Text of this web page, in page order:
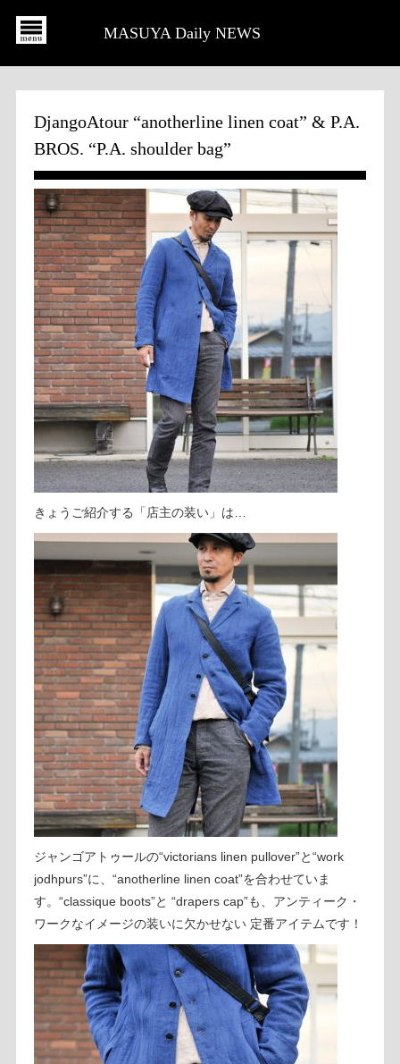
MASUYA Daily NEWS
DjangoAtour “anotherline linen coat” & P.A.
BROS. “P.A. shoulder bag”
きょうご紹介する「店主の装い」は…
ジャンゴアトゥールの“victorians linen pullover”と“work
jodhpurs”に、“anotherline linen coat”を合わせていま
す。“classique boots”と “drapers cap”も、アンティーク・
ワークなイメージの装いに欠かせない 定番アイテムです！